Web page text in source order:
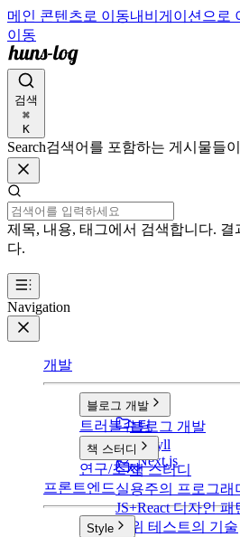
메인 콘텐츠로 이동내비게이션으로
이동
검색
⌘
K
Search검색어를 포함하는 게시물들
제목, 내용, 태그에서 검색합니다. 결
다.
Navigation
개발
블로그 개발
블로그 개발
v1: Jekyll
v2: Next.js
트러블슈팅
책 스터디
책 스터디
실용주의 프로그래
JS+React 디자인 패
단위 테스트의 기술
연구/조사
프론트엔드
Style